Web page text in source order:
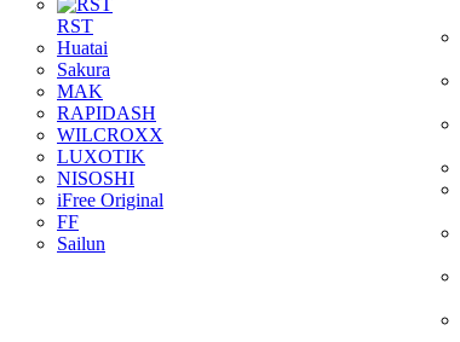
RST
Huatai
Sakura
MAK
RAPIDASH
WILCROXX
LUXOTIK
NISOSHI
iFree Original
FF
Sailun